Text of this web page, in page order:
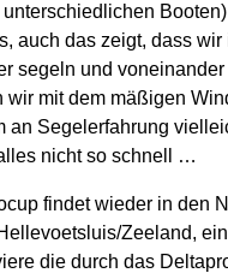
auch das zeigt, dass
segeln und voneinander
wir mit dem mäßigen
an Segelerfahrung
nicht so schnell …
findet wieder in den
Zeeland,
die durch das